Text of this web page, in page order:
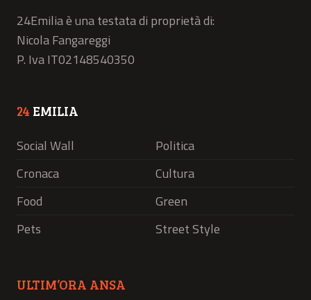
24Emilia è una testata di proprietà di:
Nicola Fangareggi
P. Iva IT02148540350
24 EMILIA
Social Wall
Politica
Cronaca
Cultura
Food
Green
Pets
Street Style
ULTIM’ORA ANSA